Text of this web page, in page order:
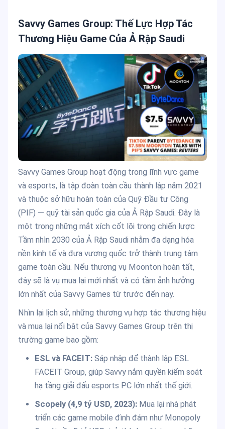
Savvy Games Group: Thế Lực Hợp Tác
Thương Hiệu Game Của Ả Rập Saudi
Savvy Games Group hoạt động trong lĩnh vực game
và esports, là tập đoàn toàn cầu thành lập năm 2021
và thuộc sở hữu hoàn toàn của Quỹ Đầu tư Công
(PIF) — quỹ tài sản quốc gia của Ả Rập Saudi. Đây là
một trong những mắt xích cốt lõi trong chiến lược
Tầm nhìn 2030 của Ả Rập Saudi nhằm đa dạng hóa
nền kinh tế và đưa vương quốc trở thành trung tâm
game toàn cầu. Nếu thương vụ Moonton hoàn tất,
đây sẽ là vụ mua lại mới nhất và có tầm ảnh hưởng
lớn nhất của Savvy Games từ trước đến nay.
Nhìn lại lịch sử, những thương vụ hợp tác thương hiệu
và mua lại nổi bật của Savvy Games Group trên thị
trường game bao gồm:
ESL và FACEIT:Sáp nhập để thành lập ESL
FACEIT Group, giúp Savvy nắm quyền kiểm soát
hạ tầng giải đấu esports PC lớn nhất thế giới.
Scopely (4,9 tỷ USD, 2023):Mua lại nhà phát
triển các game mobile đình đám như Monopoly